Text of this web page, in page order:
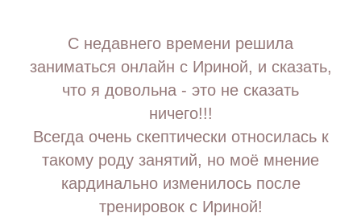
С недавнего времени решила
заниматься онлайн с Ириной, и сказать,
что я довольна - это не сказать
ничего!!!
Всегда очень скептически относилась к
такому роду занятий, но моё мнение
кардинально изменилось после
тренировок с Ириной!